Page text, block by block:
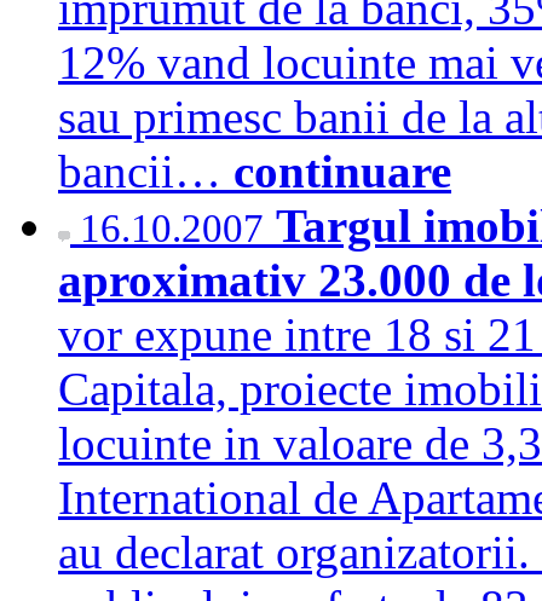
12% vand locuinte mai
sau primesc banii de la
bancii… continuare
16.10.2007 Targul
aproximativ 23.000 de
vor expune intre 18 si
Capitala, proiecte
locuinte in valoare de
International de
au declarat